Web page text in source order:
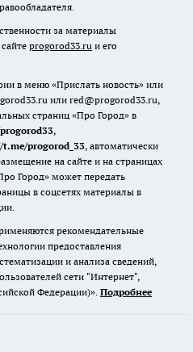
за материалы
progorod33.ru и его
в меню «Прислать новость» или
или red@progorod33.ru,
страниц «Про Город» в
,
progorod_33, автоматически
на сайте и на страницах
Город» может передать
в соцсетях материалы в
рекомендательные
предоставления
и анализа сведений,
сети "Интернет",
Федерации)». Подробнее